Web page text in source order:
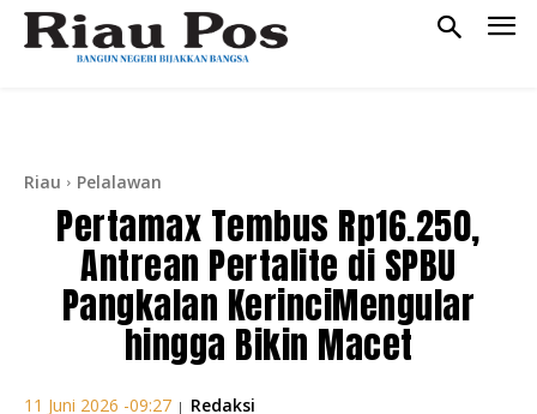
Riau Pelalawan
Pertamax Tembus Rp16.250,
Antrean Pertalite di SPBU
Pangkalan KerinciMengular
hingga Bikin Macet
11 Juni 2026 -09:27 | Redaksi